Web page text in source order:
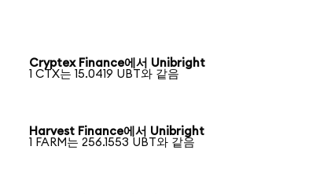
Cryptex Finance에서 Unibright
1 CTX는 15.0419 UBT와 같음
Harvest Finance에서 Unibright
1 FARM는 256.1553 UBT와 같음